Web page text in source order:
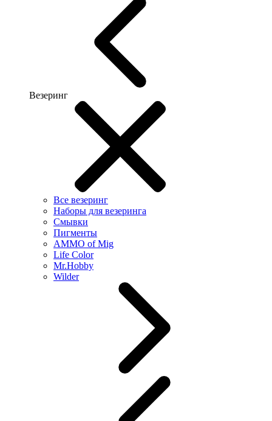
Везеринг
Все везеринг
Наборы для везеринга
Смывки
Пигменты
AMMO of Mig
Life Color
Mr.Hobby
Wilder